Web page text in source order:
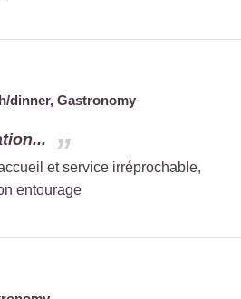
dinner, Gastronomy
et service irréprochable,
entourage